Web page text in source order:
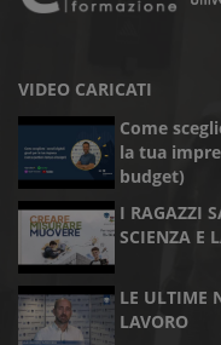
VIDEO CARICATI
Come
la tua
budget)
I RAGAZZI
SCIENZA E
LE ULTIME
LAVORO